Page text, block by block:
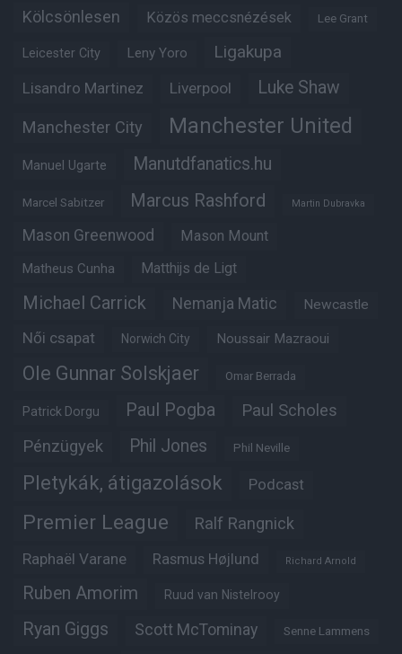
Kölcsönlesen Közös meccsnézések Lee Grant
Leicester City Leny Yoro Ligakupa
Lisandro Martinez Liverpool Luke Shaw
Manchester City Manchester United
Manuel Ugarte Manutdfanatics.hu
Marcel Sabitzer Marcus Rashford Martin Dubravka
Mason Greenwood Mason Mount
Matheus Cunha Matthijs de Ligt
Michael Carrick Nemanja Matic Newcastle
Női csapat Norwich City Noussair Mazraoui
Ole Gunnar Solskjaer Omar Berrada
Patrick Dorgu Paul Pogba Paul Scholes
Pénzügyek Phil Jones Phil Neville
Pletykák, átigazolások Podcast
Premier League Ralf Rangnick
Raphaël Varane Rasmus Højlund Richard Arnold
Ruben Amorim Ruud van Nistelrooy
Ryan Giggs Scott McTominay Senne Lammens